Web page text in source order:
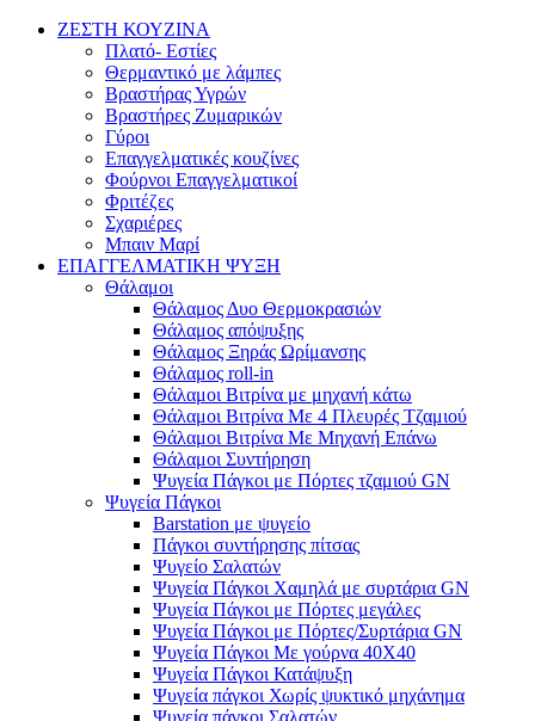
ΖΕΣΤΗ ΚΟΥΖΙΝΑ
Πλατό- Εστίες
Θερμαντικό με λάμπες
Βραστήρας Υγρών
Βραστήρες Ζυμαρικών
Γύροι
Επαγγελματικές κουζίνες
Φούρνοι Επαγγελματικοί
Φριτέζες
Σχαριέρες
Μπαιν Μαρί
ΕΠΑΓΓΕΛΜΑΤΙΚΗ ΨΥΞΗ
Θάλαμοι
Θάλαμος Δυο Θερμοκρασιών
Θάλαμος απόψυξης
Θάλαμος Ξηράς Ωρίμανσης
Θάλαμος roll-in
Θάλαμοι Βιτρίνα με μηχανή κάτω
Θάλαμοι Βιτρίνα Με 4 Πλευρές Τζαμιού
Θάλαμοι Βιτρίνα Με Μηχανή Επάνω
Θάλαμοι Συντήρηση
Ψυγεία Πάγκοι με Πόρτες τζαμιού GN
Ψυγεία Πάγκοι
Barstation με ψυγείο
Πάγκοι συντήρησης πίτσας
Ψυγείο Σαλατών
Ψυγεία Πάγκοι Χαμηλά με συρτάρια GN
Ψυγεία Πάγκοι με Πόρτες μεγάλες
Ψυγεία Πάγκοι με Πόρτες/Συρτάρια GN
Ψυγεία Πάγκοι Με γούρνα 40Χ40
Ψυγεία Πάγκοι Κατάψυξη
Ψυγεία πάγκοι Χωρίς ψυκτικό μηχάνημα
Ψυγεία πάγκοι Σαλατών